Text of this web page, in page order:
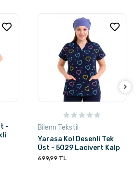
-
Bilenn Tekstil
Yarasa Kol Desenli Tek
Üst - 5029 Lacivert Kalp
699,99 TL